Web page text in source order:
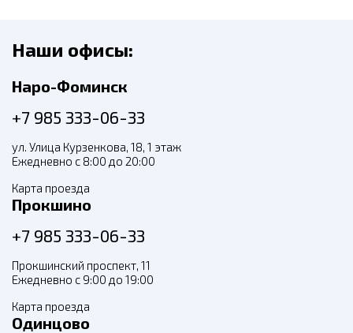
Наши офисы:
Наро-Фоминск
+7 985 333-06-33
ул. Улица Курзенкова, 18, 1 этаж
Ежедневно с 8:00 до 20:00
Карта проезда
Прокшино
+7 985 333-06-33
Прокшинский проспект, 11
Ежедневно с 9:00 до 19:00
Карта проезда
Одинцово